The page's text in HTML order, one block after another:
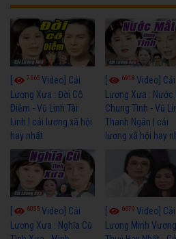
7665 Video] Cải
Lương Xưa : Đời Cô
Diễm - Vũ Linh Tài
Linh | cải lương xã hội
hay nhất
6918Video] Cải
Lương Xưa : Nước
Chung Tình - Vũ
Thanh Ngân | cải
lương xã hội hay
6055 Video] Cải
Lương Xưa : Nghĩa Cũ
6679Video] Cải
Lương Minh